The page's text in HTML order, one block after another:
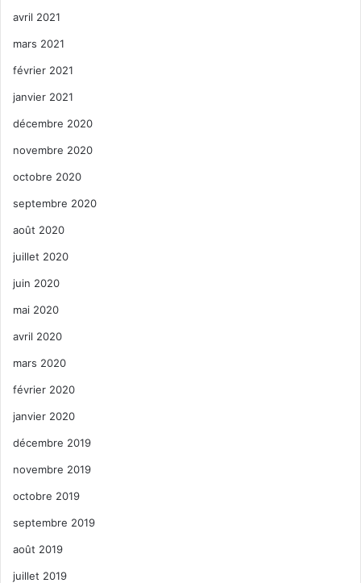
avril 2021
mars 2021
février 2021
janvier 2021
décembre 2020
novembre 2020
octobre 2020
septembre 2020
août 2020
juillet 2020
juin 2020
mai 2020
avril 2020
mars 2020
février 2020
janvier 2020
décembre 2019
novembre 2019
octobre 2019
septembre 2019
août 2019
juillet 2019